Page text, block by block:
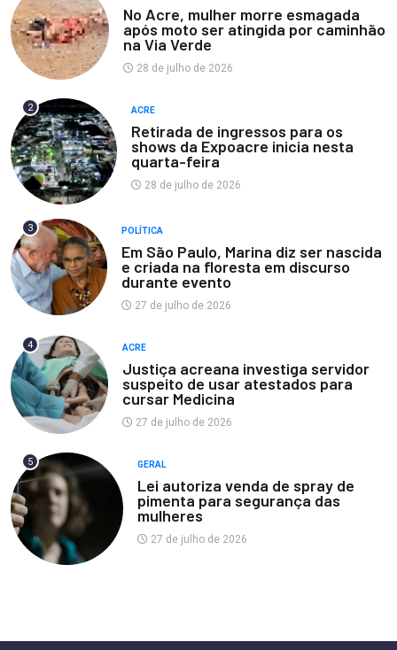
No Acre, mulher morre esmagada
após moto ser atingida por caminhão
na Via Verde
28 de julho de 2026
2 ACRE
Retirada de ingressos para os
shows da Expoacre inicia nesta
quarta-feira
28 de julho de 2026
3 POLÍTICA
Em São Paulo, Marina diz ser nascida
e criada na floresta em discurso
durante evento
27 de julho de 2026
4 ACRE
Justiça acreana investiga servidor
suspeito de usar atestados para
cursar Medicina
27 de julho de 2026
5 GERAL
Lei autoriza venda de spray de
pimenta para segurança das
mulheres
27 de julho de 2026